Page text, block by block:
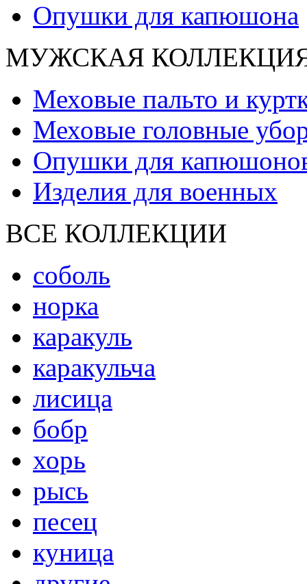
Опушки для капюшона
МУЖСКАЯ
Меховые пальто и
Меховые головные
Опушки для
Изделия для военных
ВСЕ КОЛЛЕКЦИИ
соболь
норка
каракуль
каракульча
лисица
бобр
хорь
рысь
песец
куница